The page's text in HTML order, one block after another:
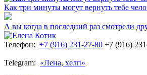
Как три минуты могут вернуть тебе
А вы когда в последний раз смотрели
Телефон: +7 (916) 231-27-80 +7 (916)
Telegram: «Лена, хелп»